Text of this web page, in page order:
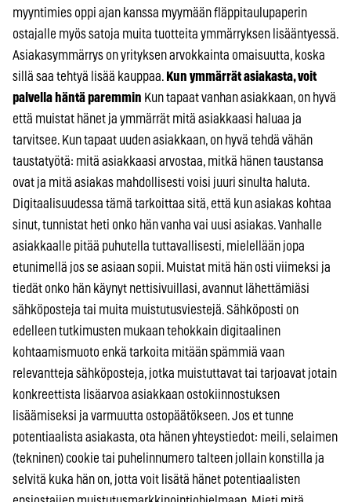
myyntimies oppi ajan kanssa myymään fläppitaulupaperin
ostajalle myös satoja muita tuotteita ymmärryksen lisääntyessä.
Asiakasymmärrys on yrityksen arvokkainta omaisuutta, koska
sillä saa tehtyä lisää kauppaa. Kun ymmärrät asiakasta, voit
palvella häntä paremmin Kun tapaat vanhan asiakkaan, on hyvä
että muistat hänet ja ymmärrät mitä asiakkaasi haluaa ja
tarvitsee. Kun tapaat uuden asiakkaan, on hyvä tehdä vähän
taustatyötä: mitä asiakkaasi arvostaa, mitkä hänen taustansa
ovat ja mitä asiakas mahdollisesti voisi juuri sinulta haluta.
Digitaalisuudessa tämä tarkoittaa sitä, että kun asiakas kohtaa
sinut, tunnistat heti onko hän vanha vai uusi asiakas. Vanhalle
asiakkaalle pitää puhutella tuttavallisesti, mielellään jopa
etunimellä jos se asiaan sopii. Muistat mitä hän osti viimeksi ja
tiedät onko hän käynyt nettisivuillasi, avannut lähettämiäsi
sähköposteja tai muita muistutusviestejä. Sähköposti on
edelleen tutkimusten mukaan tehokkain digitaalinen
kohtaamismuoto enkä tarkoita mitään spämmiä vaan
relevantteja sähköposteja, jotka muistuttavat tai tarjoavat jotain
konkreettista lisäarvoa asiakkaan ostokiinnostuksen
lisäämiseksi ja varmuutta ostopäätökseen. Jos et tunne
potentiaalista asiakasta, ota hänen yhteystiedot: meili, selaimen
(tekninen) cookie tai puhelinnumero talteen jollain konstilla ja
selvitä kuka hän on, jotta voit lisätä hänet potentiaalisten